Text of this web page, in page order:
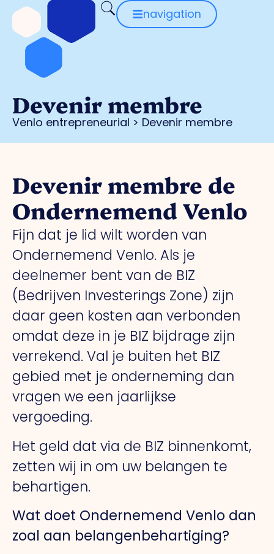
navigation
Devenir membre
Venlo entrepreneurial > Devenir membre
Devenir membre de
Ondernemend Venlo
Fijn dat je lid wilt worden van
Ondernemend Venlo. Als je
deelnemer bent van de BIZ
(Bedrijven Investerings Zone) zijn
daar geen kosten aan verbonden
omdat deze in je BIZ bijdrage zijn
verrekend. Val je buiten het BIZ
gebied met je onderneming dan
vragen we een jaarlijkse
vergoeding.
Het geld dat via de BIZ binnenkomt,
zetten wij in om uw belangen te
behartigen.
Wat doet Ondernemend Venlo dan
zoal aan belangenbehartiging?